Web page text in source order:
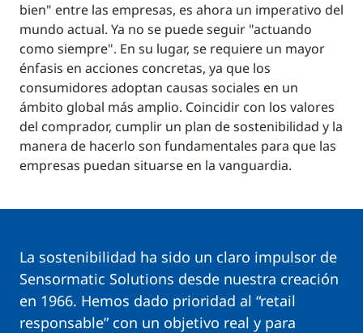
bien" entre las empresas, es ahora un imperativo del
mundo actual. Ya no se puede seguir "actuando
como siempre". En su lugar, se requiere un mayor
énfasis en acciones concretas, ya que los
consumidores adoptan causas sociales en un
ámbito global más amplio. Coincidir con los valores
del comprador, cumplir un plan de sostenibilidad y la
manera de hacerlo son fundamentales para que las
empresas puedan situarse en la vanguardia.
La sostenibilidad ha sido un claro impulsor de
Sensormatic Solutions desde nuestra creación
en 1966. Hemos dado prioridad al “retail
responsable” con un objetivo real y para